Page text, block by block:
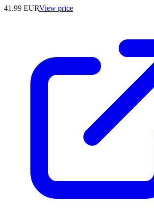
41.99 EURView price